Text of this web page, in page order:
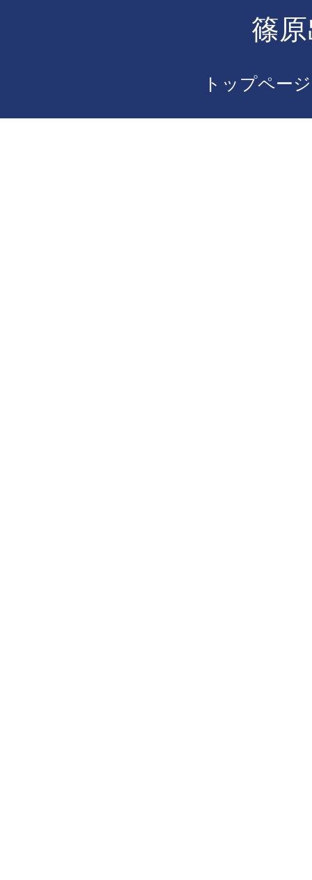
篠
トップページ